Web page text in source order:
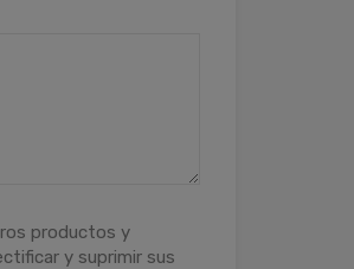
productos y
y suprimir sus